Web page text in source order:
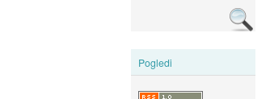
Pogledi